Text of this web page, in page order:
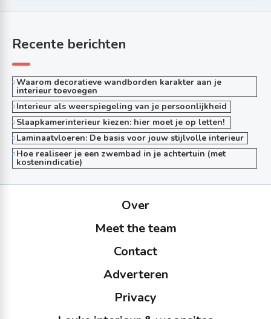
Recente berichten
Waarom decoratieve wandborden karakter aan je
interieur toevoegen
Interieur als weerspiegeling van je persoonlijkheid
Slaapkamerinterieur kiezen: hier moet je op letten!
Laminaatvloeren: De basis voor jouw stijlvolle interieur
Hoe realiseer je een zwembad in je achtertuin (met
kostenindicatie)
Over
Meet the team
Contact
Adverteren
Privacy